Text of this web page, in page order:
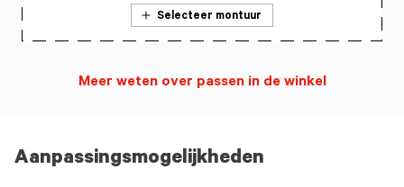
Aanpassingsmogelijkheden
Selecteer montuur
Meer weten over passen in de winkel